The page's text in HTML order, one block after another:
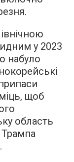
у 2023
набуло
щоб
область
Трампа